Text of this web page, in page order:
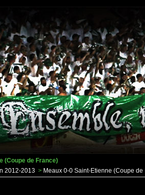
(Coupe de France)
2012-2013 > Meaux 0-0 Saint-Etienne (Coupe de